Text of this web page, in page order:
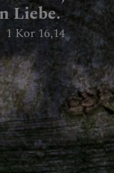
Liebe.
1 Kor 16,14